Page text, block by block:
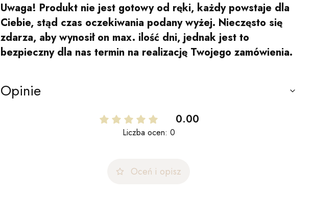
Uwaga! Produkt nie jest gotowy od ręki, każdy powstaje dla
Ciebie, stąd czas oczekiwania podany wyżej. Nieczęsto się
zdarza, aby wynosił on max. ilość dni, jednak jest to
bezpieczny dla nas termin na realizację Twojego zamówienia.
Opinie
0.00
Liczba ocen: 0
Oceń i opisz